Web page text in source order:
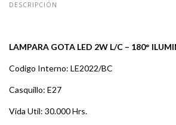
DESCRIPCIÓN
LAMPARA GOTA LED 2W L/C – 180°
Codigo Interno: LE2022/BC
Casquillo: E27
Vida Util: 30.000 Hrs.